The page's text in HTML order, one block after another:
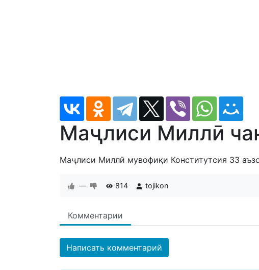
Маҷлиси Миллӣ
Маҷлиси Миллӣ мувофиқи Конститутсия 33
— 814 tojikon
Комментарии
Написать комментарий